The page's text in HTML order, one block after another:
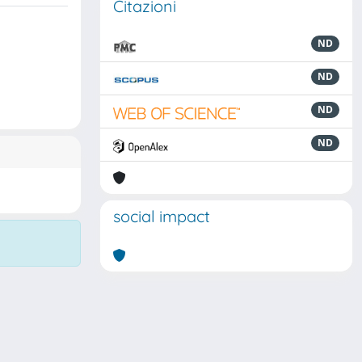
Citazioni
ND
ND
ND
ND
social impact